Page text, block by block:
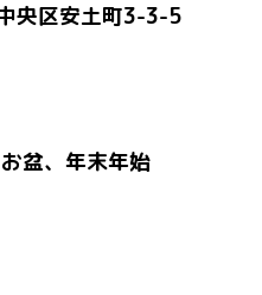
央区安土町3-3-5
盆、年末年始